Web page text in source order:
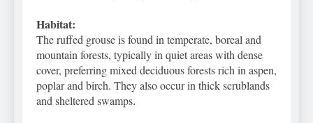
Habitat:
The ruffed grouse is found in temperate, boreal and
mountain forests, typically in quiet areas with dense
cover, preferring mixed deciduous forests rich in aspen,
poplar and birch. They also occur in thick scrublands
and sheltered swamps.